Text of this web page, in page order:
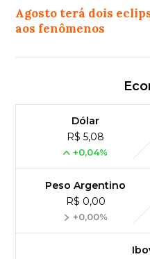
Agosto terá dois
aos fenômenos
Dólar
R$ 5,08
+0,04%
Peso Argentino
R$ 0,00
+0,00%